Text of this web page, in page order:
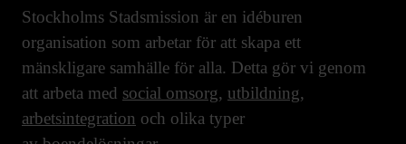
Stockholms Stadsmission är en idéburen
organisation som arbetar för att skapa ett
mänskligare samhälle för alla. Detta gör vi genom
att arbeta med social omsorg, utbildning,
arbetsintegration och olika typer